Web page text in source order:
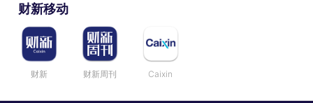
财新移动
财新 财新周刊 Caixin